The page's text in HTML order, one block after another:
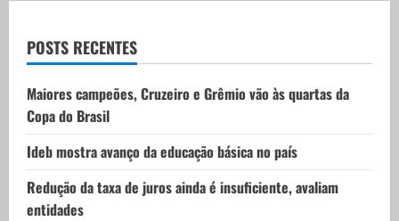
t
i
o
n
POSTS RECENTES
Maiores campeões, Cruzeiro e Grêmio vão às quartas da
Copa do Brasil
Ideb mostra avanço da educação básica no país
Redução da taxa de juros ainda é insuficiente, avaliam
entidades